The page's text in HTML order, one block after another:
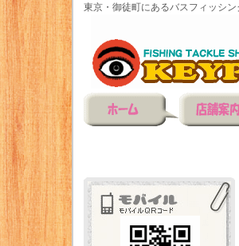
東京・御徒町にあるバスフィッシ